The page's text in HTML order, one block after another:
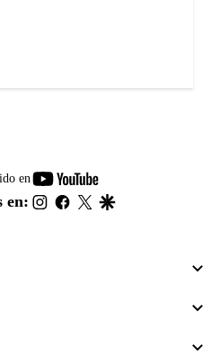
en
youtube-
footer
en: instagram
facebook
twitter